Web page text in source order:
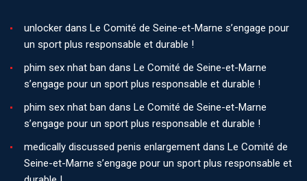
unlocker dans Le Comité de Seine-et-Marne s’engage pour
un sport plus responsable et durable !
phim sex nhat ban dans Le Comité de Seine-et-Marne
s’engage pour un sport plus responsable et durable !
phim sex nhat ban dans Le Comité de Seine-et-Marne
s’engage pour un sport plus responsable et durable !
medically discussed penis enlargement dans Le Comité de
Seine-et-Marne s’engage pour un sport plus responsable et